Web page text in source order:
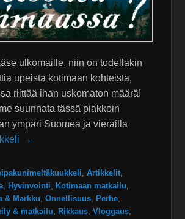
ulkomaille, niin on todellakin
upeista kotimaan kohteista,
riittää ihan uskomaton määrä!
suunnata tässä piakkoin
ympäri Suomea ja vierailla
→
,Artikkelit,
, Hyvinvointi, Kotimaan matkailu,
& Markku,Onnellisuus, Perhe,
& matkailu, Rikkaus,Vloggaus,